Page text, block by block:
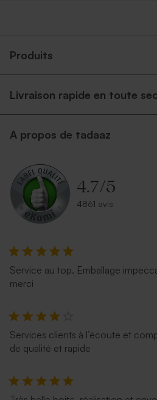
Enveloppe crème
Produits
Livraison rapide en toute
A propos de tadaaz
4.7/5
4861 avis
Service au top. Emballage
merci
Services clients à l’écoute et
de qualité et rapide